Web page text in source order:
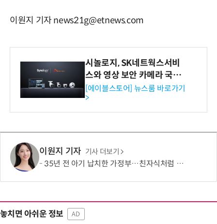
이원지 기자 news21g@etnews.com
시놀로지, SK네트웍스서비
스와 영상 보안 카메라 국내
독점 판매 파트너십 체결
[에이블스토어] 뉴스룸 바로가기
>
이원지 기자 기사 더보기
35년 전 아기 납치한 가정부…친자식처럼 키워서? '징역 3년' 논란
놓치면 아쉬운 정보 AD